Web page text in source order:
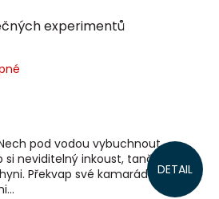
experimentů
DETAIL
pod vodou vybuchnout
neviditelný inkoust, tančícího
Překvap své kamarády či